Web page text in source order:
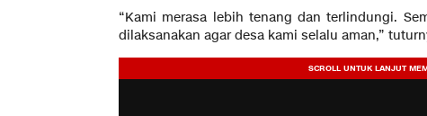
“Kami merasa lebih tenang dan terlindungi.
dilaksanakan agar desa kami selalu aman,”